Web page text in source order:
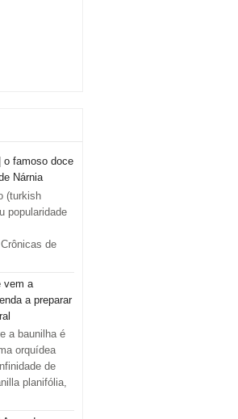
o famoso doce
Nárnia
(turkish
popularidade
de
vem a
a preparar
a baunilha é
orquídea
de
planifólia,